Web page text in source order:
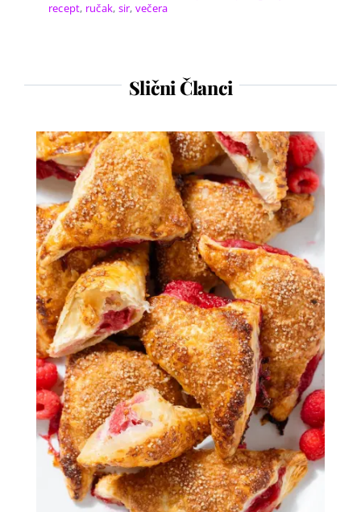
recept, ručak, sir, večera
Slični Članci